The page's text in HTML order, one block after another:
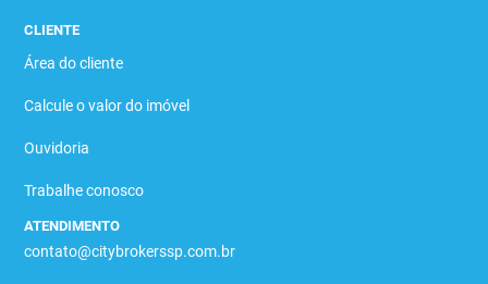
CLIENTE
Área do cliente
Calcule o valor do imóvel
Ouvidoria
Trabalhe conosco
ATENDIMENTO
contato@citybrokerssp.com.br